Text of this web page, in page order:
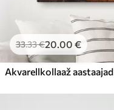
33.33€20.00 €
Akvarellkollaaž aastaajad